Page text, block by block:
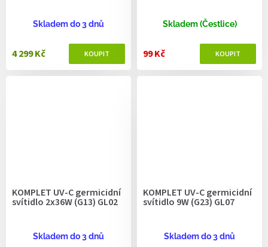
Skladem do 3 dnů
4 299 Kč
Skladem (Čestlice)
99 Kč
KOMPLET UV-C germicidní
svítidlo 2x36W (G13) GL02
Skladem do 3 dnů
KOMPLET UV-C germicidní
svítidlo 9W (G23) GL07
Skladem do 3 dnů